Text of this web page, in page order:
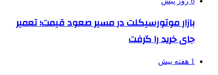
بازار موتورسیکلت در مسیر صعود قیمت؛ تعمیر
جای خرید را گرفت
1 هفته پیش